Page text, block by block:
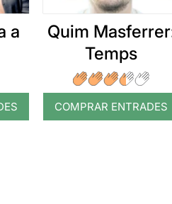
a
Quim
Temps
COMPRAR ENTRADES